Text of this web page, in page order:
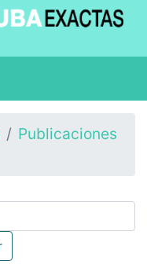
Publicaciones